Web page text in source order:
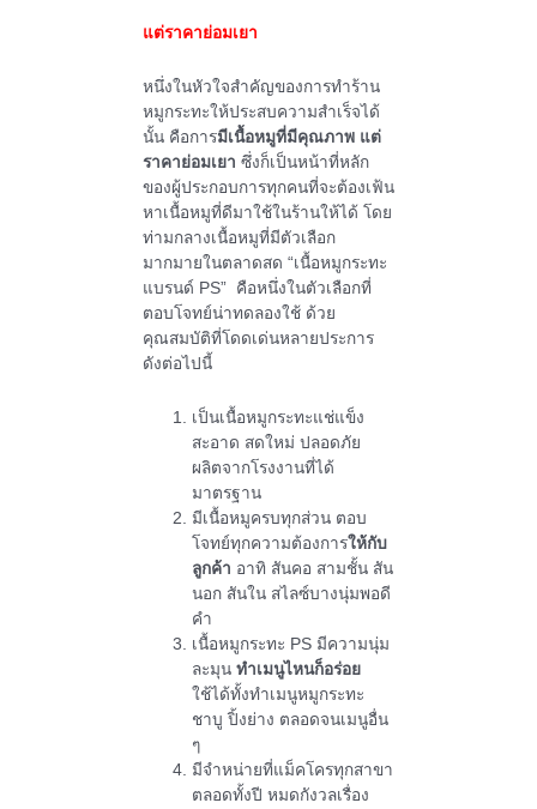
แต่ราคาย่อมเยา
หนึ่งในหัวใจสำคัญของการทำร้าน
หมูกระทะให้ประสบความสำเร็จได้
นั้น คือการมีเนื้อหมูที่มีคุณภาพ แต่
ราคาย่อมเยา ซึ่งก็เป็นหน้าที่หลัก
ของผู้ประกอบการทุกคนที่จะต้องเฟ้น
หาเนื้อหมูที่ดีมาใช้ในร้านให้ได้ โดย
ท่ามกลางเนื้อหมูที่มีตัวเลือก
มากมายในตลาดสด “เนื้อหมูกระทะ
แบรนด์ PS” คือหนึ่งในตัวเลือกที่
ตอบโจทย์น่าทดลองใช้ ด้วย
คุณสมบัติที่โดดเด่นหลายประการ
ดังต่อไปนี้
เป็นเนื้อหมูกระทะแช่แข็ง
สะอาด สดใหม่ ปลอดภัย
ผลิตจากโรงงานที่ได้
มาตรฐาน
มีเนื้อหมูครบทุกส่วน ตอบ
โจทย์ทุกความต้องการให้กับ
ลูกค้า อาทิ สันคอ สามชั้น สัน
นอก สันใน สไลซ์บางนุ่มพอดี
คำ
เนื้อหมูกระทะ PS มีความนุ่ม
ละมุน ทำเมนูไหนก็อร่อย
ใช้ได้ทั้งทำเมนูหมูกระทะ
ชาบู ปิ้งย่าง ตลอดจนเมนูอื่น
ๆ
มีจำหน่ายที่แม็คโครทุกสาขา
ตลอดทั้งปี หมดกังวลเรื่อง